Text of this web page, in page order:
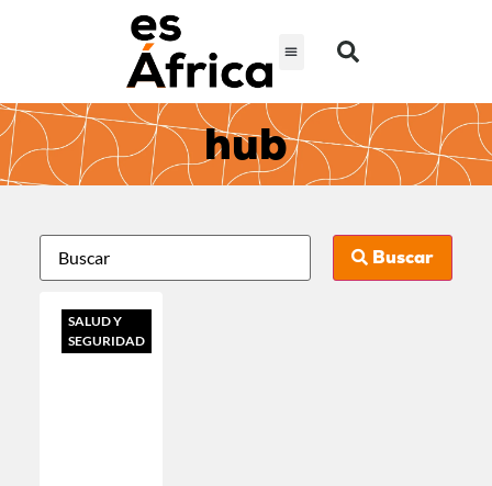
hub
Buscar
SALUD Y
SEGURIDAD